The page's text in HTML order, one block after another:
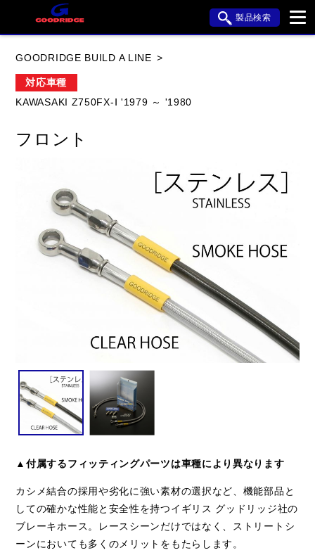
製品検索
DUCATI HARLEY DAVIDSON
HYOSUNG
閉じる
GOODRIDGE BUILD A LINE
対応車種
KAWASAKI Z750FX-Ⅰ '1979 ～ '1980
フロント
▲付属するフィッティングパーツは車種により異なります
カシメ結合の採用や劣化に強い素材の選択など、機能部品と
しての確かな性能と安全性を持つイギリス グッドリッジ社の
ブレーキホース。レースシーンだけではなく、ストリートシ
ーンにおいても多くのメリットをもたらします。